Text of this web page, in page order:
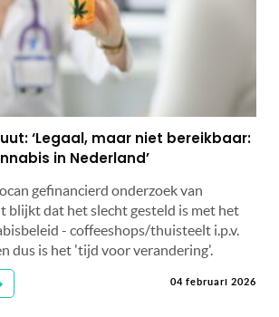
‘Legaal, maar niet bereikbaar:
in Nederland’
gefinancierd onderzoek van
blijkt dat het slecht gesteld is met het
- coffeeshops/thuisteelt i.p.v.
dus is het 'tijd voor verandering'.
04 februari 2026